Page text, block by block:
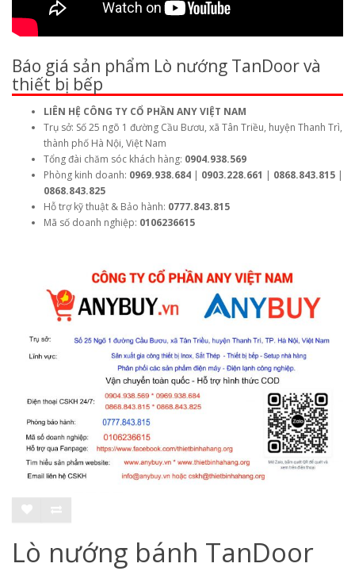
Báo giá sản phẩm Lò nướng TanDoor và
thiết bị bếp
LIÊN HỆ CÔNG TY CỔ PHẦN ANY VIỆT NAM
Trụ sở: Số 25 ngõ 1 đường Cầu Bươu, xã Tân Triều, huyện Thanh Trì,
thành phố Hà Nội, Việt Nam
Tổng đài chăm sóc khách hàng: 0904.938.569
Phòng kinh doanh: 0969.938.684 | 0903.228.661 | 0868.843.815 |
0868.843.825
Hỗ trợ kỹ thuật & Bảo hành: 0777.843.815
Mã số doanh nghiệp: 0106236615
Lò nướng bánh TanDoor